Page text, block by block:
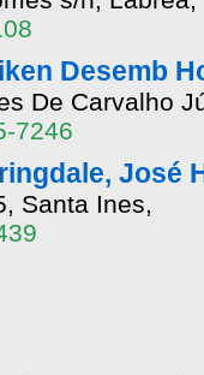
Desemb
De Carvalho
7246
José
Santa Ines,